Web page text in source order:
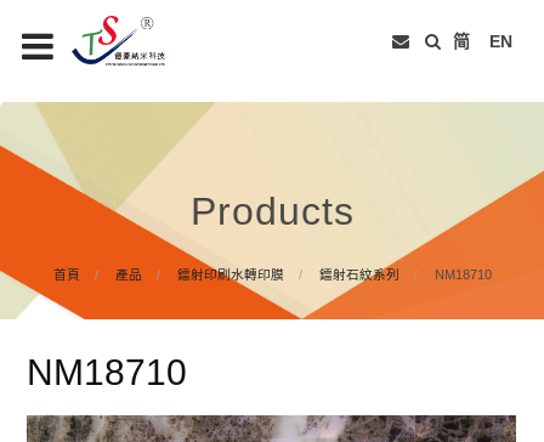
EN
简
Products
首頁 產品 鐳射印刷水轉印膜 鐳射石紋系列 NM18710
NM18710